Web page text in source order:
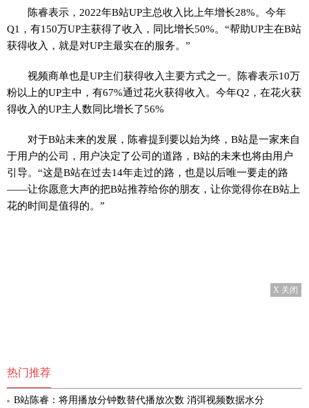
陈睿表示，2022年B站UP主总收入比上年增长28%。今年
Q1，有150万UP主获得了收入，同比增长50%。“帮助UP主在B站
获得收入，就是对UP主最实在的服务。”
视频商单也是UP主们获得收入主要方式之一。陈睿表示10万
粉以上的UP主中，有67%通过花火获得收入。今年Q2，在花火获
得收入的UP主人数同比增长了56%
对于B站未来的发展，陈睿提到要以始为终，B站是一家来自
于用户的公司，用户决定了公司的道路，B站的未来也将由用户
引导。“这是B站在过去14年走过的路，也是以后唯一要走的路
——让你愿意大声的把B站推荐给你的朋友，让你觉得你在B站上
花的时间是值得的。”
X 关闭
热门推荐
B站陈睿：将用播放分钟数替代播放次数 消弭视频数据水分